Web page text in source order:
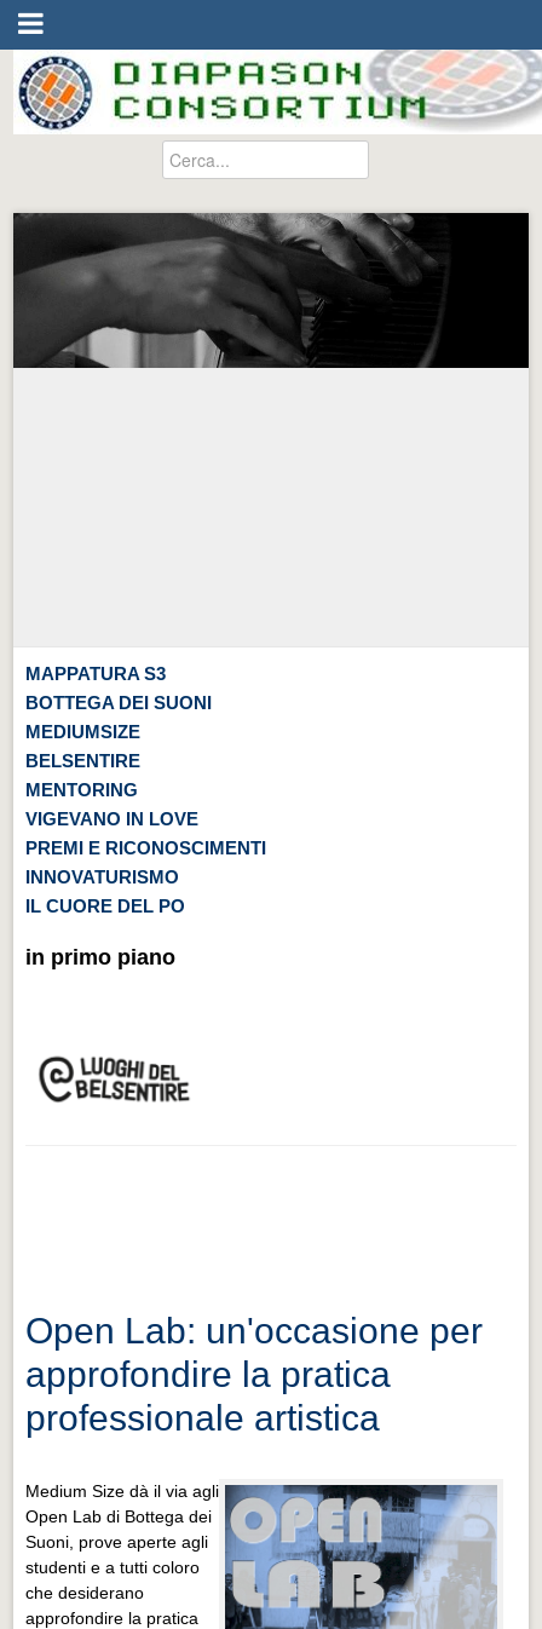
MAPPATURA S3
BOTTEGA DEI SUONI
MEDIUMSIZE
BELSENTIRE
MENTORING
VIGEVANO IN LOVE
PREMI E RICONOSCIMENTI
INNOVATURISMO
IL CUORE DEL PO
in primo piano
Open Lab: un'occasione per
approfondire la pratica
professionale artistica
Medium Size dà il via agli
Open Lab di Bottega dei
Suoni, prove aperte agli
studenti e a tutti coloro
che desiderano
approfondire la pratica